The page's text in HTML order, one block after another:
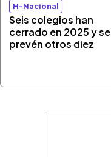
H-Nacional
Seis colegios han
cerrado en 2025 y se
prevén otros diez